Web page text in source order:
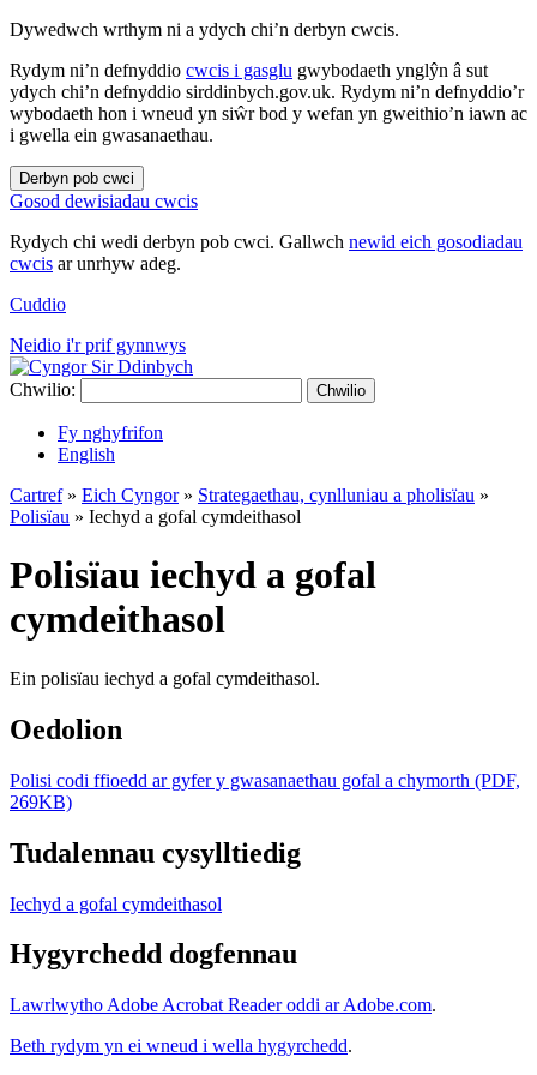
Dywedwch wrthym ni a ydych chi’n derbyn cwcis.
Rydym ni’n defnyddio cwcis i gasglu gwybodaeth ynglŷn â sut
ydych chi’n defnyddio sirddinbych.gov.uk. Rydym ni’n defnyddio’r
wybodaeth hon i wneud yn siŵr bod y wefan yn gweithio’n iawn ac
i gwella ein gwasanaethau.
Derbyn pob cwci
Gosod dewisiadau cwcis
Rydych chi wedi derbyn pob cwci. Gallwch newid eich gosodiadau
cwcis ar unrhyw adeg.
Cuddio
Neidio i'r prif gynnwys
Chwilio: Chwilio
Fy nghyfrifon
English
Cartref» Eich Cyngor» Strategaethau, cynlluniau a pholisïau »
Polisïau » Iechyd a gofal cymdeithasol
Polisïau iechyd a gofal
cymdeithasol
Ein polisïau iechyd a gofal cymdeithasol.
Oedolion
Polisi codi ffioedd ar gyfer y gwasanaethau gofal a chymorth (PDF,
269KB)
Tudalennau cysylltiedig
Iechyd a gofal cymdeithasol
Hygyrchedd dogfennau
Lawrlwytho Adobe Acrobat Reader oddi ar Adobe.com.
Beth rydym yn ei wneud i wella hygyrchedd.